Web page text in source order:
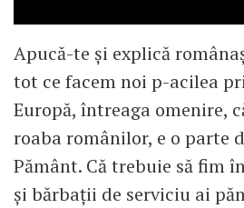
Apucă-te și explică
tot ce facem noi p-acilea
Europă, întreaga omenire,
roaba românilor, e o parte
Pământ. Că trebuie să fim
și bărbații de serviciu ai